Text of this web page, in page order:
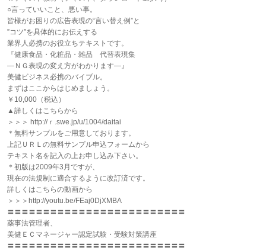
○言っていいこと、悪い事。
皆様がお困りの広告表現の“言い替え例”と
”コツ”を具体的にお伝えする
業界人必携のお役立ちテキストです。
『健康食品・化粧品・雑品 代替表現集
―ＮＧ表現の変え方がわかります―』
美健ビジネス必携のバイブル。
まずはここからはじめましょう。
￥10,000（税込）
▲詳しくはこちらから
＞＞＞ http://ｒ.swe.jp/u/1004/daitai
＊無料サンプルをご用意しております。
上記ＵＲＬの無料サンプル申込フォームから
テキスト名を記入の上お申し込み下さい。
＊初版は2009年3月ですが、
現在の法規制に適合するように改訂済です。
詳しくはこちらの動画から
＞＞＞http://youtu.be/FEaj0DjXMBA
〓〓〓〓〓〓〓〓〓〓〓〓〓〓〓〓〓〓〓〓〓〓〓〓〓
薬事法管理者、
美健ＥＣマネージャー認定試験・受験対策講座
〓〓〓〓〓〓〓〓〓〓〓〓〓〓〓〓〓〓〓〓〓〓〓〓〓